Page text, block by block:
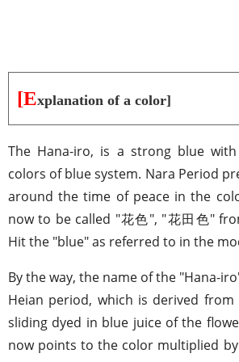
[Explanation of a color]
The Hana-iro, is a strong blue
colors of blue system. Nara Period
around the time of peace in the
now to be called "花色", "花田色"
Hit the "blue" as referred to in the
By the way, the name of the "Hana-
Heian period, which is derived
sliding dyed in blue juice of the
now points to the color multiplied